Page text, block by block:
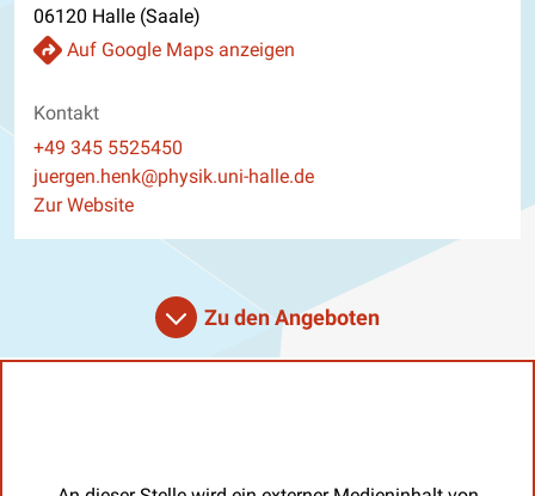
06120 Halle (Saale)
Auf Google Maps anzeigen
Kontakt
Telefon
+49 345 5525450
E-Mail
juergen.henk@physik.uni-halle.de
Website
Zur Website
Zu den Angeboten